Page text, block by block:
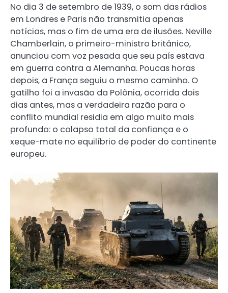
No dia 3 de setembro de 1939, o som das rádios
em Londres e Paris não transmitia apenas
notícias, mas o fim de uma era de ilusões. Neville
Chamberlain, o primeiro-ministro britânico,
anunciou com voz pesada que seu país estava
em guerra contra a Alemanha. Poucas horas
depois, a França seguiu o mesmo caminho. O
gatilho foi a invasão da Polônia, ocorrida dois
dias antes, mas a verdadeira razão para o
conflito mundial residia em algo muito mais
profundo: o colapso total da confiança e o
xeque-mate no equilíbrio de poder do continente
europeu.